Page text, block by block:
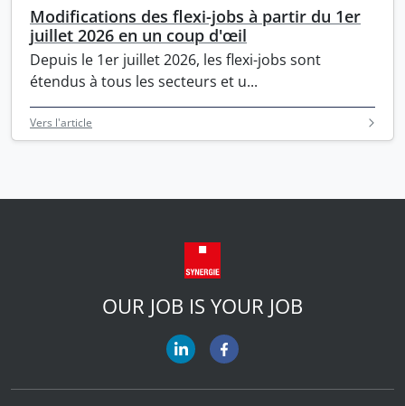
Modifications des flexi-jobs à partir du 1er
juillet 2026 en un coup d'œil
Depuis le 1er juillet 2026, les flexi-jobs sont
étendus à tous les secteurs et u...
Vers l'article
OUR JOB IS YOUR JOB